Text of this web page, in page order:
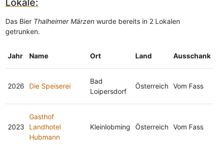
Lokale:
Das Bier Thalheimer Märzenwurde bereits in 2 Lokalen
getrunken.
Jahr Name Ort Land Ausschank
2026 Die Speiserei
Bad
Loipersdorf
Österreich Vom Fass
2023
Gasthof
Landhotel
Hubmann
Kleinlobming Österreich Vom Fass